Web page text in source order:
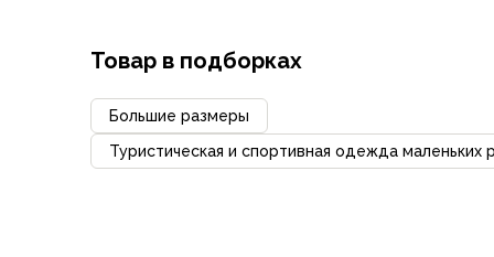
Аксессуары для обуви
Шнурки, стельки
Сушилки для обуви
Клей
Товар в подборках
Большие размеры
Туристическая и спортивная одежда маленьких